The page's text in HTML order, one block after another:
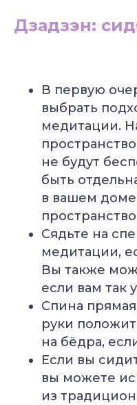
Дзадзэн:
В первую
выбрать
медитации.
не будут
быть
в вашем
Сядьте на
медитации,
Вы также
если вам так
Спина
руки
на бёдра,
Если вы
вы можете
из